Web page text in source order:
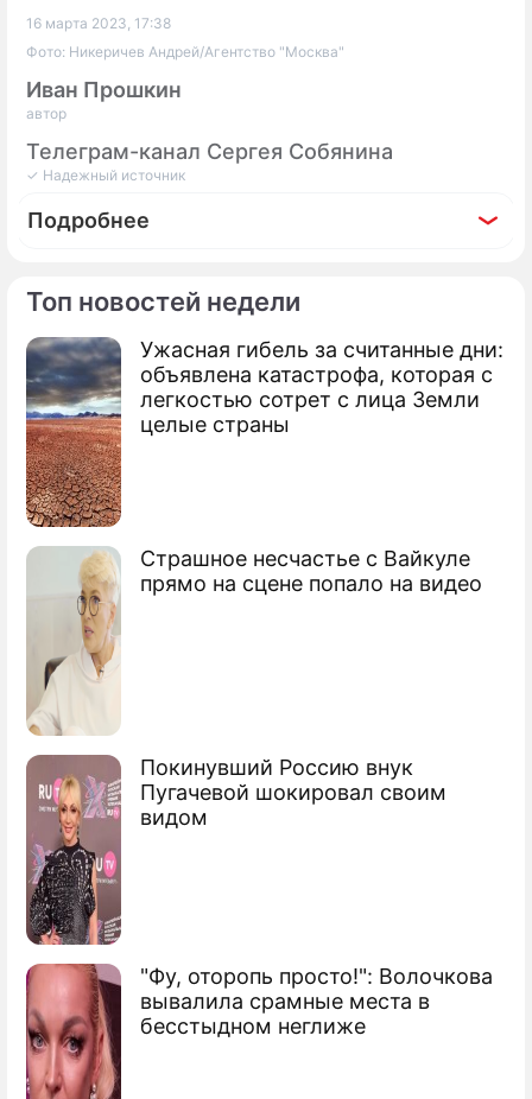
Топ новостей недели
Ужасная гибель за считанные дни:
объявлена катастрофа, которая с
легкостью сотрет с лица Земли
целые страны
Страшное несчастье с Вайкуле
прямо на сцене попало на видео
Покинувший Россию внук
Пугачевой шокировал своим
видом
"Фу, оторопь просто!": Волочкова
вывалила срамные места в
бесстыдном неглиже
16 марта 2023, 17:38
Фото: Никеричев Андрей/Агентство "Москва"
Иван Прошкин
автор
Телеграм-канал Сергея Собянина
✓ Надежный источник
Подробнее
По теме
Продолжение: Собянин: В
Москве поддержку города